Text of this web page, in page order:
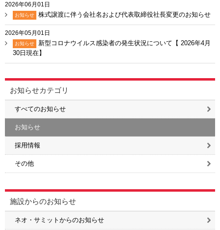
2026年06月01日
お知らせ 株式譲渡に伴う会社名および代表取締役社長変更のお知らせ
2026年05月01日
お知らせ
新型コロナウイルス感染者の発生状況について【 2026年4月
30日現在】
お知らせカテゴリ
すべてのお知らせ
お知らせ
採用情報
その他
施設からのお知らせ
ネオ・サミットからのお知らせ